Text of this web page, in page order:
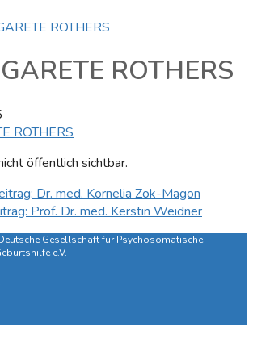
ROTHERS
ROTHERS
ROTHERS
öffentlich sichtbar.
Dr. med. Kornelia Zok-Magon
Prof. Dr. med. Kerstin Weidner
Deutsche Gesellschaft für Psychosomatische
e.V.